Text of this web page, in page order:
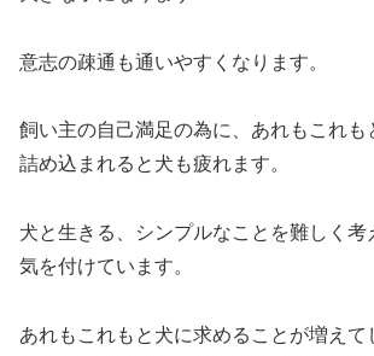
意志の疎通も通いやすくなります。
飼い主の自己満足の為に、あれもこれも
詰め込まれると犬も疲れます。
犬と生きる、シンプルなことを難しく考
気を付けています。
あれもこれもと犬に求めることが増えて